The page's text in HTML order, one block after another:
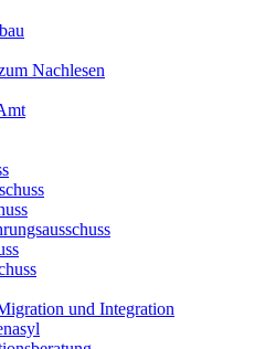
Nachlesen
und Integration